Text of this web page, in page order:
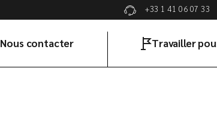
+33 1 41 06 07 33
Nous contacter Travailler